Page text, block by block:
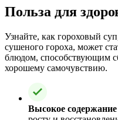
Польза для
Узнайте, как гороховый
сушеного гороха, может
блюдом, способствующим
хорошему самочувствию.
Высокое содержание